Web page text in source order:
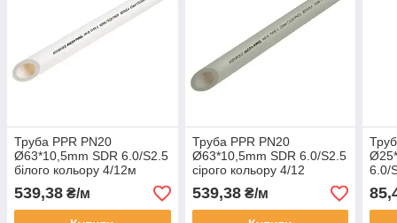
Труба PPR PN20
Ø63*10,5mm SDR 6.0/S2.5
білого кольору 4/12м
ASCO®
539,38 ₴/м
Труба PPR PN20
Ø63*10,5mm SDR 6.0/S2.5
сірого кольору 4/12
ASCO®
539,38₴/м
6.0/